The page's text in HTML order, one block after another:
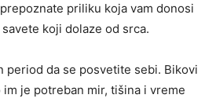
priliku koja vam donosi
koji dolaze od srca.
period da se posvetite sebi. Bikovi
je potreban mir, tišina i vreme